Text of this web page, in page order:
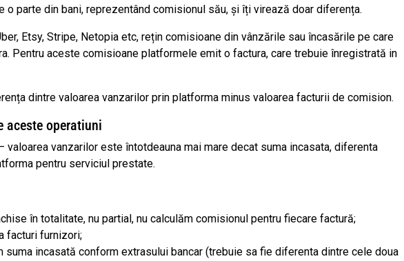
o parte din bani, reprezentând comisionul său, și îți virează doar diferența.
Etsy, Stripe, Netopia etc, rețin comisioane din vânzările sau încasările pe care
Pentru aceste comisioane platformele emit o factura, care trebuie înregistrată in
dintre valoarea vanzarilor prin platforma minus valoarea facturii de comision.
aceste operatiuni
vanzarilor este întotdeauna mai mare decat suma incasata, diferenta
pentru serviciul prestate.
în totalitate, nu partial, nu calculăm comisionul pentru fiecare factură;
facturi furnizori;
suma incasată conform extrasului bancar (trebuie sa fie diferenta dintre cele doua